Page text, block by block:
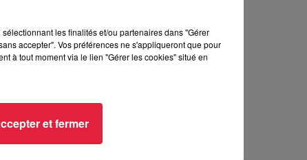
les finalités et/ou partenaires dans "Gérer
accepter". Vos préférences ne s'appliqueront que pour
à tout moment via le lien "Gérer les cookies" situé en
et fermer